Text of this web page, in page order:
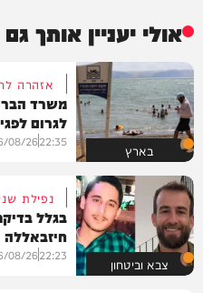
אולי יעניין אותך גם
בארץ
אזהרה
משרד
לגרום
22:35
08/26
צבא וביטחון
נפילת
בגלל
22:23
08/26